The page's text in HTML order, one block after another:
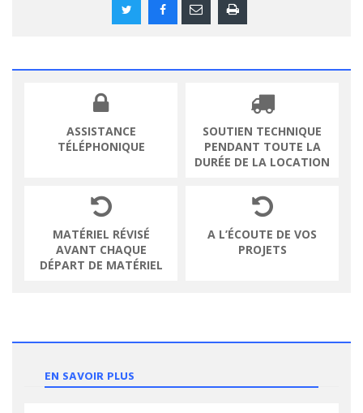
ASSISTANCE
TÉLÉPHONIQUE
SOUTIEN TECHNIQUE
PENDANT TOUTE LA
DURÉE DE LA LOCATION
MATÉRIEL RÉVISÉ
AVANT CHAQUE
DÉPART DE MATÉRIEL
A L’ÉCOUTE DE VOS
PROJETS
EN SAVOIR PLUS